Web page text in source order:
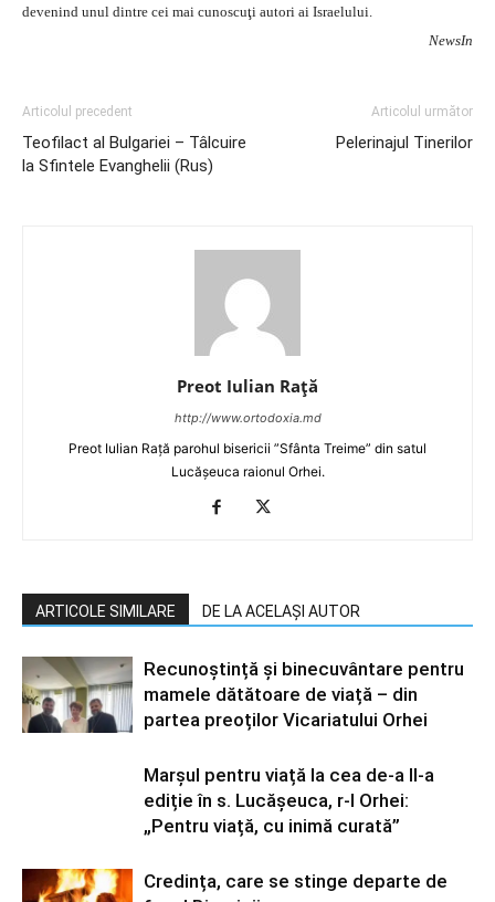
devenind unul dintre cei mai cunoscuţi autori ai Israelului.
NewsIn
Articolul precedent
Teofilact al Bulgariei – Tâlcuire
la Sfintele Evanghelii (Rus)
Articolul următor
Pelerinajul Tinerilor
Preot Iulian Raţă
http://www.ortodoxia.md
Preot Iulian Rață parohul bisericii ”Sfânta Treime” din satul
Lucășeuca raionul Orhei.
ARTICOLE SIMILARE DE LA ACELAȘI AUTOR
Recunoștință și binecuvântare pentru
mamele dătătoare de viață – din
partea preoților Vicariatului Orhei
Marșul pentru viață la cea de-a II-a
ediție în s. Lucășeuca, r-l Orhei:
„Pentru viață, cu inimă curată”
Credința, care se stinge departe de